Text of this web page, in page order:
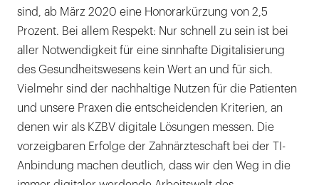
sind, ab März 2020 eine Honorarkürzung von 2,5
Prozent. Bei allem Respekt: Nur schnell zu sein ist bei
aller Notwendigkeit für eine sinnhafte Digitalisierung
des Gesundheitswesens kein Wert an und für sich.
Vielmehr sind der nachhaltige Nutzen für die Patienten
und unsere Praxen die entscheidenden Kriterien, an
denen wir als KZBV digitale Lösungen messen. Die
vorzeigbaren Erfolge der Zahnärzteschaft bei der TI-
Anbindung machen deutlich, dass wir den Weg in die